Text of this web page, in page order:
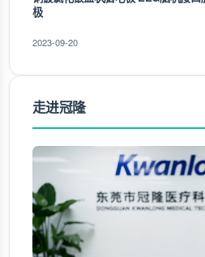
极
2023-09-20
走进冠隆